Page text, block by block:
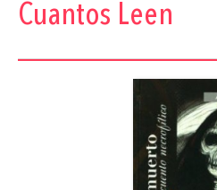
Cuantos Leen